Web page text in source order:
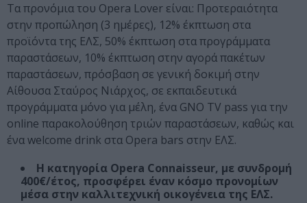
Τα προνόμια του Opera Lover είναι: Προτεραιότητα
στην προπώληση (3 ημέρες), 12% έκπτωση στα
προϊόντα της ΕΛΣ, 50% έκπτωση στα προγράμματα
παραστάσεων, 10% έκπτωση στην αγορά πακέτων
παραστάσεων, πρόσβαση σε γενική δοκιμή στην
Αίθουσα Σταύρος Νιάρχος, σε εκπαιδευτικά
προγράμματα μόνο για μέλη, ένα GNO TV pass για την
online παρακολούθηση τριών παραστάσεων, καθώς και
ένα welcome drink στα Opera bars στην ΕΛΣ.
Η κατηγορία Opera Connaisseur, με συνδρομή
400€/έτος, προσφέρει έναν κόσμο προνομίων
μέσα στην καλλιτεχνική οικογένεια της ΕΛΣ.